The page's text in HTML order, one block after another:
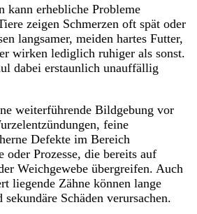
kann erhebliche Probleme
zeigen Schmerzen oft spät oder
langsamer, meiden hartes Futter,
wirken lediglich ruhiger als sonst.
dabei erstaunlich unauffällig
weiterführende Bildgebung vor
feine
Defekte im Bereich
oder Prozesse, die bereits auf
Weichgewebe übergreifen. Auch
liegende Zähne können lange
Schäden verursachen.